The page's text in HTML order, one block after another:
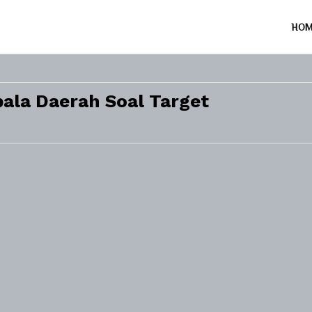
Daerah Soal Target